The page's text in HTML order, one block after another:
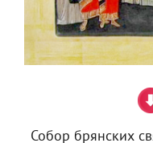
Собор брянских